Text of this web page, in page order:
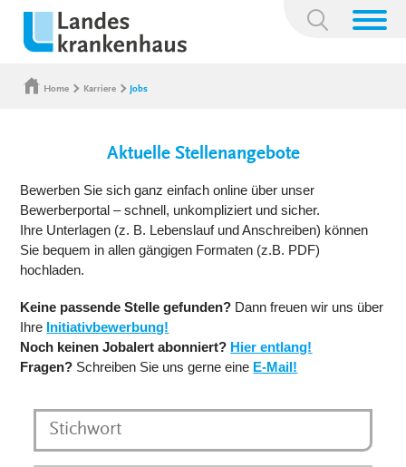
Suchbegriff:
Home Karriere Jobs
Aktuelle Stellenangebote
Bewerben Sie sich ganz einfach online über unser
Bewerberportal – schnell, unkompliziert und sicher.
Ihre Unterlagen (z. B. Lebenslauf und Anschreiben) können
Sie bequem in allen gängigen Formaten (z.B. PDF)
hochladen.
Keine passende Stelle gefunden? Dann freuen wir uns über
Ihre Initiativbewerbung!
Noch keinen Jobalert abonniert? Hier entlang!
Fragen? Schreiben Sie uns gerne eine E-Mail!